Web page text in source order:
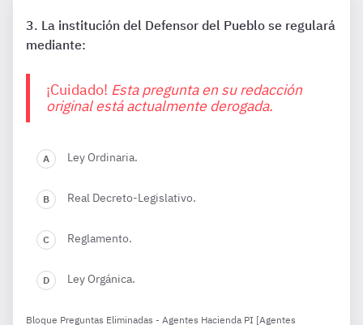
La institución del Defensor del Pueblo se regulará
mediante:
¡Cuidado! Esta pregunta en su redacción
original está actualmente derogada.
Ley Ordinaria.
Real Decreto-Legislativo.
Reglamento.
Ley Orgánica.
Bloque Preguntas Eliminadas - Agentes Hacienda PI [Agentes